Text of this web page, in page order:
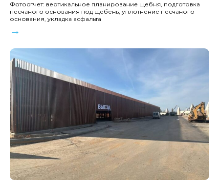
Фотоотчет: вертикальное планирование щебня, подготовка
песчаного основания под щебень, уплотнение песчаного
основания, укладка асфальта
→